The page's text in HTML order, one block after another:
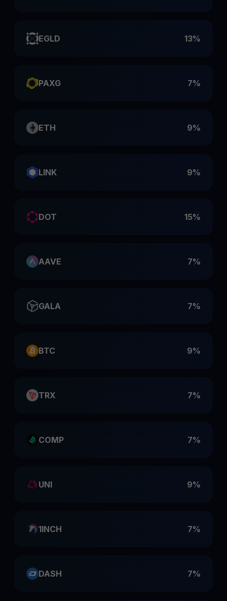
EGLD 13%
PAXG 7%
ETH 9%
LINK 9%
DOT 15%
AAVE 7%
GALA 7%
BTC 9%
TRX 7%
COMP 7%
UNI 9%
1INCH 7%
DASH 7%